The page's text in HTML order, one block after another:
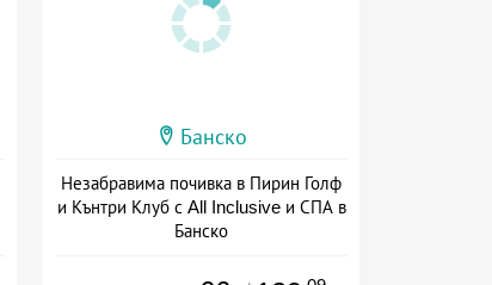
Банско
Незабравима почивка в Пирин Голф
и Кънтри Клуб с All Inclusive и СПА в
Банско